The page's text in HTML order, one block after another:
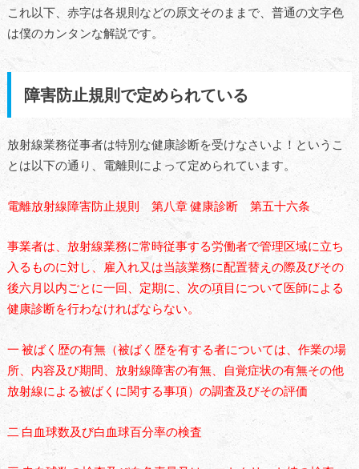
これ以下、赤字は各規則などの原文そのままで、普通の文字色
は僕のカンタンな解説です。
障害防止規則で定められている
放射線業務従事者は特別な健康診断を受けなさいよ！というこ
とは以下の通り、電離則によって定められています。
電離放射線障害防止規則 第八章 健康診断 第五十六条
事業者は、放射線業務に常時従事する労働者で管理区域に立ち
入るものに対し、雇入れ又は当該業務に配置替えの際及びその
後六月以内ごとに一回、定期に、次の項目について医師による
健康診断を行わなければならない。
一 被ばく歴の有無（被ばく歴を有する者については、作業の場
所、内容及び期間、放射線障害の有無、自覚症状の有無その他
放射線による被ばくに関する事項）の調査及びその評価
二 白血球数及び白血球百分率の検査